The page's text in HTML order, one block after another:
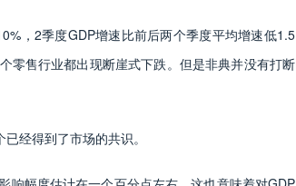
，2季度GDP增速比前后两个季度平均增速低1.5
零售行业都出现断崖式下跌。但是非典并没有打断
经得到了市场的共识。